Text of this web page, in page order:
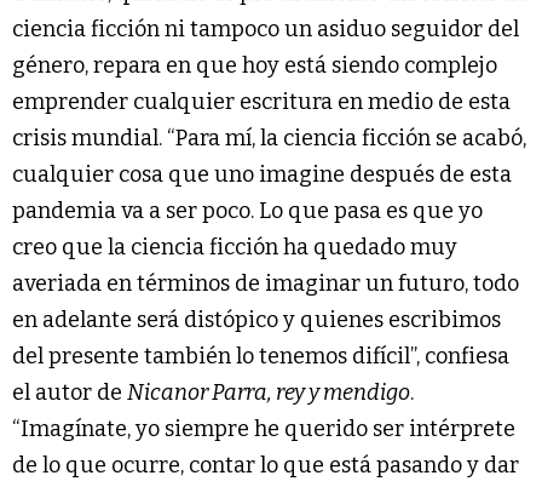
ciencia ficción ni tampoco un asiduo seguidor del
género, repara en que hoy está siendo complejo
emprender cualquier escritura en medio de esta
crisis mundial. “Para mí, la ciencia ficción se acabó,
cualquier cosa que uno imagine después de esta
pandemia va a ser poco. Lo que pasa es que yo
creo que la ciencia ficción ha quedado muy
averiada en términos de imaginar un futuro, todo
en adelante será distópico y quienes escribimos
del presente también lo tenemos difícil”, confiesa
el autor de Nicanor Parra, rey y mendigo.
“Imagínate, yo siempre he querido ser intérprete
de lo que ocurre, contar lo que está pasando y dar